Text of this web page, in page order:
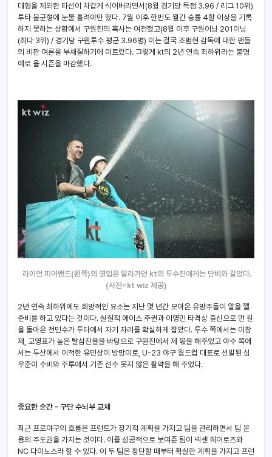
대형을 제외한 타선이 차갑게 식어버리면서(8월 경기당 득점 3.96 / 리그 10위)
투타 불균형에 눈물 흘려야만 했다. 7월 이후 한번도 월간 승률 4할 이상을 기록
하지 못하는 상황에서 구원진의 혹사는 여전했고(8월 이후 구원이닝 201이닝
(최다 3위) / 경기당 구원투수 평균 3.96명) 이는 결국 조범현 감독에 대한 팬들
의 비판 여론을 부채질하기에 이르렀다. 그렇게 kt의 2년 연속 최하위라는 불명
예로 올 시즌을 마감했다.
라이언 피어밴드(왼쪽)의 영입은 말라가던 kt의 투수진에게는 단비와 같았다.
(사진=kt wiz 제공)
2년 연속 최하위에도 희망적인 요소는 지난 몇 년간 모아온 유망주들이 알을 깰
준비를 하고 있다는 것이다. 실질적 에이스 주권과 이영민 타격상 출신으로 먼 길
을 돌아온 전민수가 투타에서 자기 자리를 확실하게 잡았다. 투수 쪽에서는 이창
재, 고영표가 높은 탈삼진율을 바탕으로 구원진에서 제 몫을 해주었고 야수 쪽에
서는 두산에서 이적한 유민상이 방망이로, U-23 야구 월드컵 대표로 선발된 심
우준이 수비와 주루에서 기존 선수 못지 않은 활약을 해 주었다.
중요한 순간 – 구단 수뇌부 교체
최근 프로야구의 흐름은 프런트가 장기적 계획을 가지고 팀을 관리하면서 팀 운
용의 주도권을 가지는 것이다. 이를 성공적으로 보여준 팀이 넥센 히어로즈와
NC 다이노스라 할 수 있다. 이 두 팀은 창단할 때부터 확실한 계획을 가지고 프런